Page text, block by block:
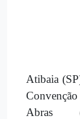
Atibaia
Abras